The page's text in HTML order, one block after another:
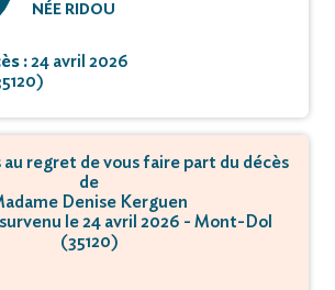
NÉE RIDOU
:24 avril 2026
au regret de vous faire part du décès
de
Denise Kerguen
le 24 avril 2026 - Mont-Dol
(35120)